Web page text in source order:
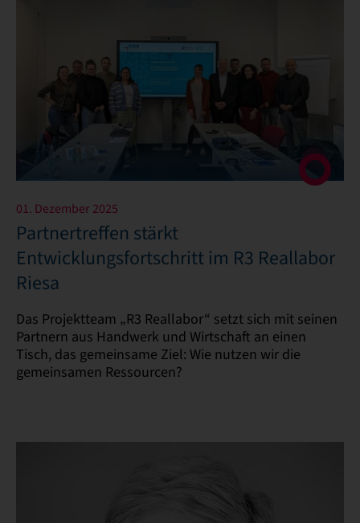
01. Dezember 2025
Partnertreffen stärkt
Entwicklungsfortschritt im R3 Reallabor
Riesa
Das Projektteam „R3 Reallabor“ setzt sich mit seinen
Partnern aus Handwerk und Wirtschaft an einen
Tisch, das gemeinsame Ziel: Wie nutzen wir die
gemeinsamen Ressourcen?